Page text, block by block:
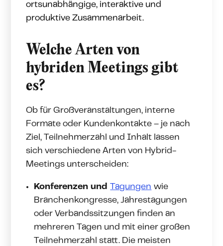
ortsunabhängige, interaktive und
produktive Zusammenarbeit.
Welche Arten von
hybriden Meetings gibt
es?
Ob für Großveranstaltungen, interne
Formate oder Kundenkontakte – je nach
Ziel, Teilnehmerzahl und Inhalt lassen
sich verschiedene Arten von Hybrid-
Meetings unterscheiden:
Konferenzen und Tagungen wie
Branchenkongresse, Jahrestagungen
oder Verbandssitzungen finden an
mehreren Tagen und mit einer großen
Teilnehmerzahl statt. Die meisten